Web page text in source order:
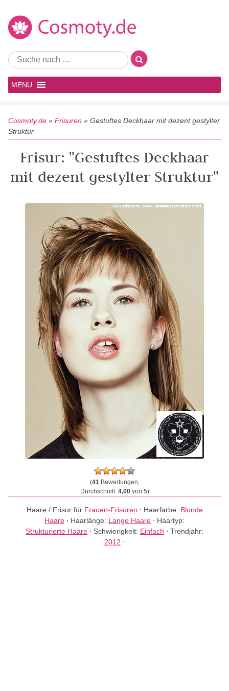
MENU
Cosmoty.de » Frisuren » Gestuftes Deckhaar mit dezent gestylter
Struktur
Frisur: "Gestuftes Deckhaar
mit dezent gestylter Struktur"
(41Bewertungen,
Durchschnitt: 4,00von 5)
Haare / Frisur für Frauen-Frisuren ⋅ Haarfarbe: Blonde
Haare ⋅ Haarlänge: Lange Haare ⋅ Haartyp:
Strukturierte Haare ⋅ Schwierigkeit: Einfach ⋅ Trendjahr:
2012 ⋅